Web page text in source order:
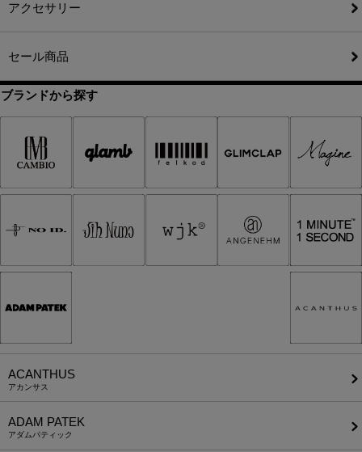
アクセサリー
セール商品
ブランドから探す
ACANTHUS
アカンサス
ADAM PATEK
アダムパティック